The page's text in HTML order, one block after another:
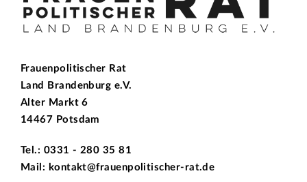
Frauenpolitischer Rat
Land Brandenburg e.V.
Alter Markt 6
14467 Potsdam
Tel.: 0331 - 280 35 81
Mail: kontakt@frauenpolitischer-rat.de